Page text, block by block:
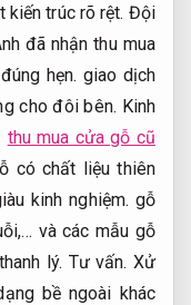
kiến trúc rõ rệt. Đội
đã nhận thu mua
hẹn. giao dịch
cho đôi bên. Kinh
thu mua cửa gỗ cũ
có chất liệu thiên
kinh nghiệm. gỗ
và các mẫu gỗ
lý. Tư vấn. Xử
bề ngoài khác